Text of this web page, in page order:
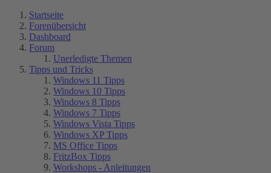
Startseite
Forenübersicht
Dashboard
Forum
Unerledigte Themen
Tipps und Tricks
Windows 11 Tipps
Windows 10 Tipps
Windows 8 Tipps
Windows 7 Tipps
Windows Vista Tipps
Windows XP Tipps
MS Office Tipps
FritzBox Tipps
Workshops - Anleitungen